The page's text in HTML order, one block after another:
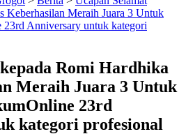
Keberhasilan Meraih Juara 3 Untuk
Anniversary untuk kategori
Romi Hardhika
Meraih Juara 3 Untuk
23rd
kategori profesional